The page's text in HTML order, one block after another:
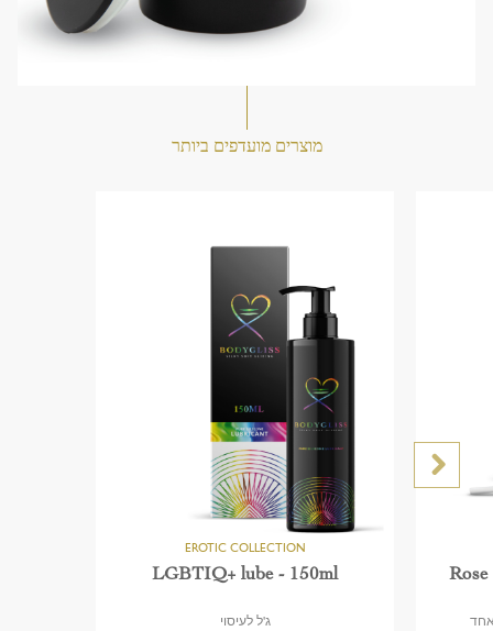
מוצרים מועדפים ביותר
LGBTIQ+ lube - 150ml
ג'ל לעיסוי